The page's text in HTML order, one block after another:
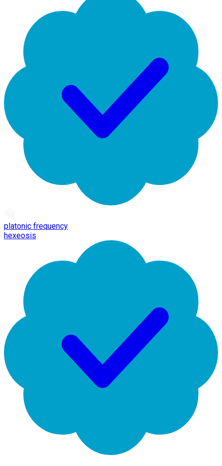
platonic frequency
hexeosis